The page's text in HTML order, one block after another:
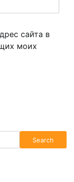
сайта в
моих
Search